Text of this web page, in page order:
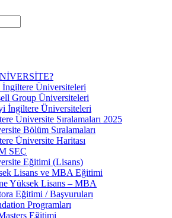
İngiltere Üniversiteleri
Group Üniversiteleri
İngiltere Üniversiteleri
Üniversite Sıralamaları 2025
Bölüm Sıralamaları
Üniversite Haritası
SEÇ
Eğitimi (Lisans)
Lisans ve MBA Eğitimi
Yüksek Lisans – MBA
Eğitimi / Başvuruları
Programları
Eğitimi